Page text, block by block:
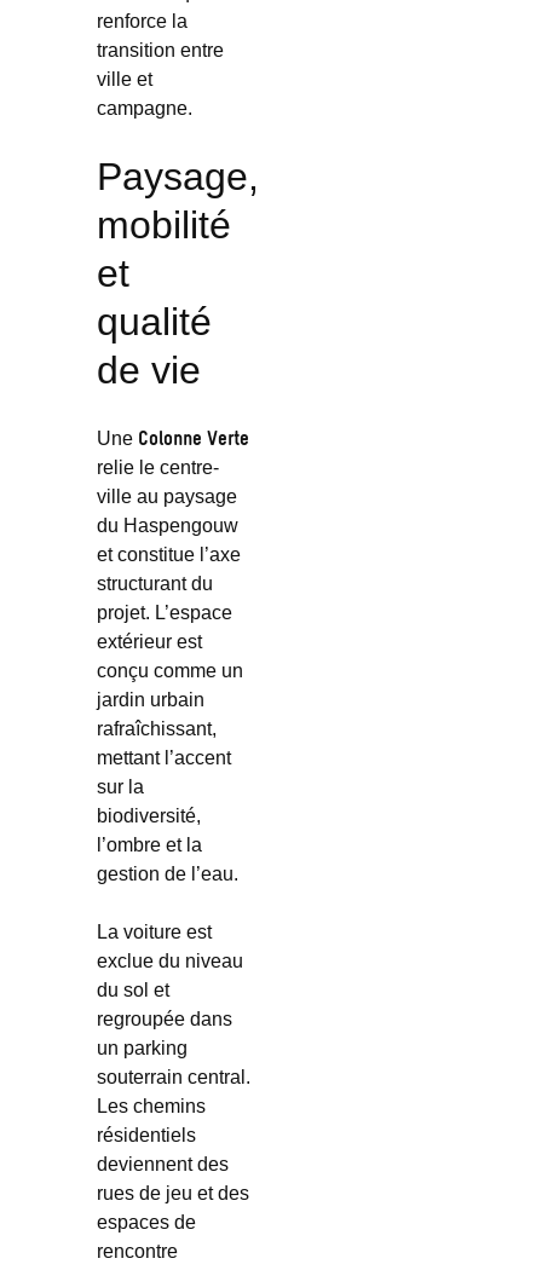
renforce la
transition entre
ville et
campagne.
Paysage,
mobilité
et
qualité
de vie
Une Colonne Verte
relie le centre-
ville au paysage
du Haspengouw
et constitue l’axe
structurant du
projet. L’espace
extérieur est
conçu comme un
jardin urbain
rafraîchissant,
mettant l’accent
sur la
biodiversité,
l’ombre et la
gestion de l’eau.
La voiture est
exclue du niveau
du sol et
regroupée dans
un parking
souterrain central.
Les chemins
résidentiels
deviennent des
rues de jeu et des
espaces de
rencontre